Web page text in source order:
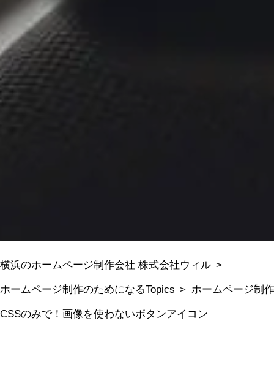
横浜のホームページ制作会社 株式会社ウィル
ホームページ制作のためになるTopics ホームページ制作
CSSのみで！画像を使わないボタンアイコン